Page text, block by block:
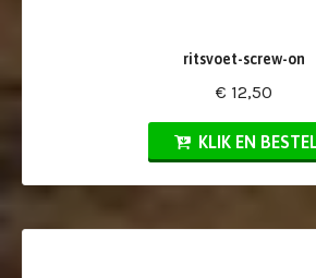
ritsvoet-screw-on
€ 12,50
KLIK EN